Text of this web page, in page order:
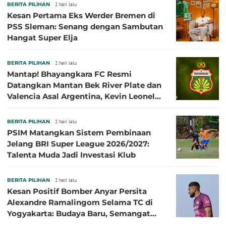
BERITA PILIHAN 2 hari lalu
Kesan Pertama Eks Werder Bremen di
PSS Sleman: Senang dengan Sambutan
Hangat Super Elja
BERITA PILIHAN 2 hari lalu
Mantap! Bhayangkara FC Resmi
Datangkan Mantan Bek River Plate dan
Valencia Asal Argentina, Kevin Leonel
BERITA PILIHAN 2 hari lalu
PSIM Matangkan Sistem Pembinaan
Jelang BRI Super League 2026/2027:
Talenta Muda Jadi Investasi Klub
BERITA PILIHAN 2 hari lalu
Kesan Positif Bomber Anyar Persita
Alexandre Ramalingom Selama TC di
Yogyakarta: Budaya Baru, Semangat